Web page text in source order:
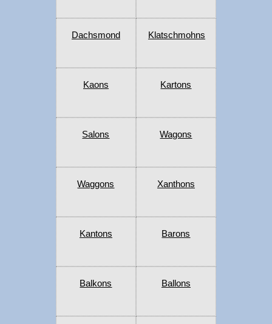
Dachsmond Klatschmohns
Kaons Kartons
Salons Wagons
Waggons Xanthons
Kantons Barons
Balkons Ballons